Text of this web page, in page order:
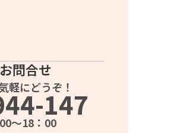
問合せ
軽にどうぞ！
147
～18：00